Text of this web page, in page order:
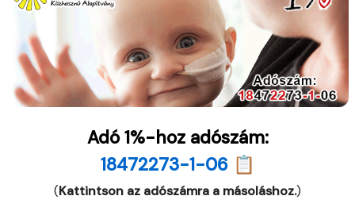
Adó 1%-hoz adószám:
18472273-1-06 📋
(Kattintson az adószámra a másoláshoz.)